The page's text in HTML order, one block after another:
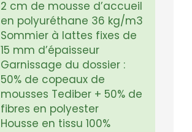
2 cm de mousse d’accueil
en polyuréthane 36 kg/m3
Sommier à lattes fixes de
15 mm d’épaisseur
Garnissage du dossier :
50% de copeaux de
mousses Tediber + 50% de
fibres en polyester
Housse en tissu 100%